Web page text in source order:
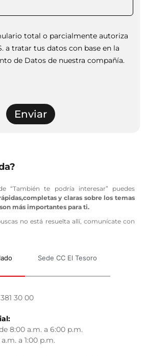
total o parcialmente autoriza
a tratar tus datos con base en la
de Datos de nuestra compañía.
Enviar
“También te podría interesar” puedes
y claras sobre los temas
más importantes para ti.
no está resuelta allí, comunícate con
Sede CC El Tesoro
30 00
8:00 a.m. a 6:00 p.m.
a 1:00 p.m.